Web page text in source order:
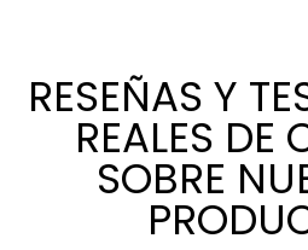
RESEÑAS Y
REALES DE
SOBRE